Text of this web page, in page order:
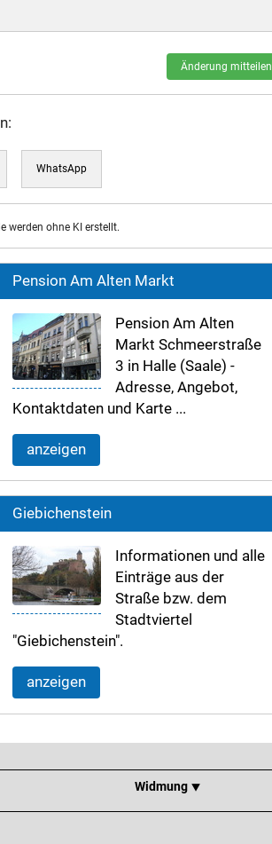
Änderung mitteilen
WhatsApp
werden ohne KI erstellt.
Pension Am Alten Markt
Pension Am Alten
Markt Schmeerstraße
3 in Halle (Saale) -
Adresse, Angebot,
Kontaktdaten und Karte ...
anzeigen
Giebichenstein
Informationen und alle
Einträge aus der
Straße bzw. dem
Stadtviertel
"Giebichenstein".
anzeigen
Widmung ⯆